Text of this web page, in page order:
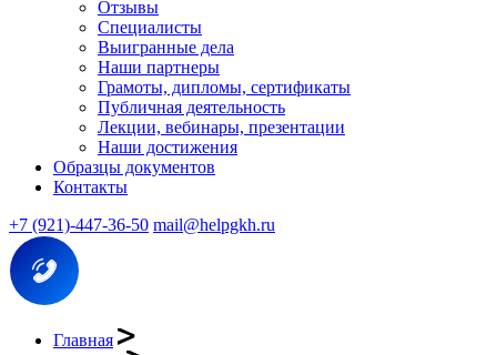
Отзывы
Специалисты
Выигранные дела
Наши партнеры
Грамоты, дипломы, сертификаты
Публичная деятельность
Лекции, вебинары, презентации
Наши достижения
Образцы документов
Контакты
+7 (921)-447-36-50 mail@helpgkh.ru
Главная